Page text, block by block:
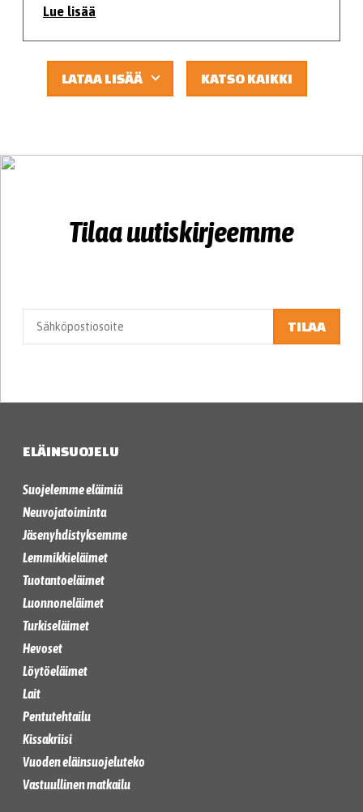
Lue lisää
LATAA LISÄÄ KATSO KAIKKI
Tilaa uutiskirjeemme
TILAA
ELÄINSUOJELU
Suojelemme eläimiä
Neuvojatoiminta
Jäsenyhdistyksemme
Lemmikkieläimet
Tuotantoeläimet
Luonnoneläimet
Turkiseläimet
Hevoset
Löytöeläimet
Lait
Pentutehtailu
Kissakriisi
Vuoden eläinsuojeluteko
Vastuullinen matkailu